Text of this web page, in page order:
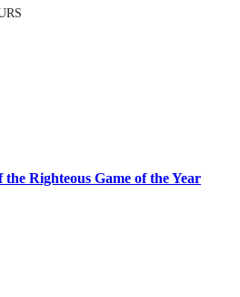
Righteous Game of the Year